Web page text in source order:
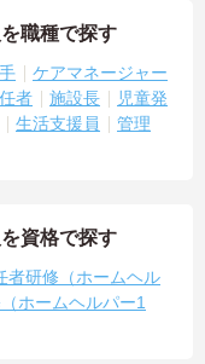
職種で探す
ケアマネージャー
者 施設長
児童発
生活支援員
管理
資格で探す
者研修（ホームヘル
ホームヘルパー1